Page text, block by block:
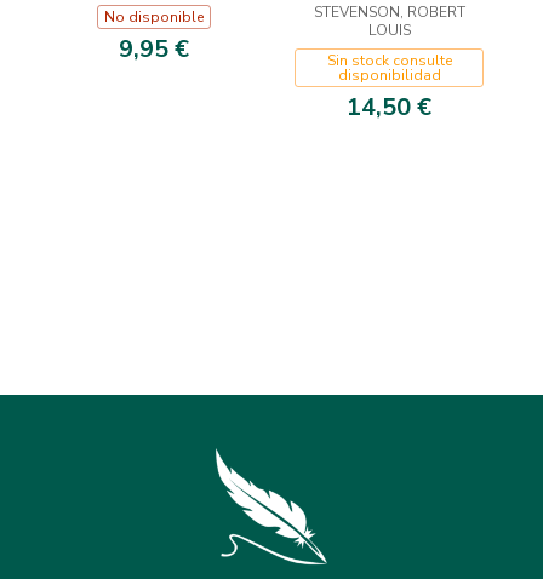
No disponible
9,95 €
STEVENSON, ROBERT
LOUIS
Sin stock consulte
disponibilidad
14,50 €